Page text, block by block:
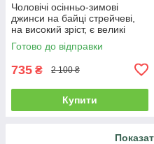
Чоловічі осінньо-зимові
джинси на байці стрейчеві,
на високий зріст, є великі
розміри VINGVGS, Туреччина
Готово до відправки
735 ₴ 2 100 ₴
Купити